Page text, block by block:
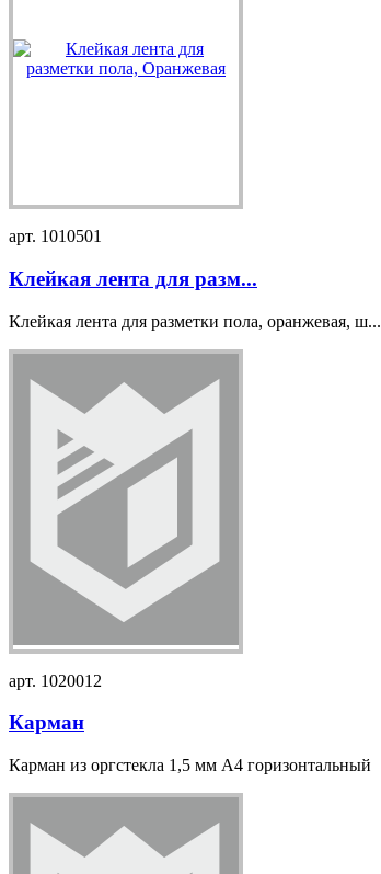
арт. 1010501
Клейкая лента для разм...
Клейкая лента для разметки пола, оранжевая, ш...
арт. 1020012
Карман
Карман из оргстекла 1,5 мм А4 горизонтальный